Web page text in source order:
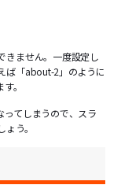
きません。一度設定し
ば「about-2」のように
。
ってしまうので、スラ
う。